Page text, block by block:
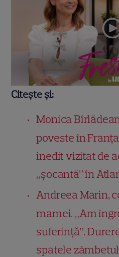
Citește și:
Monica
poveste în
inedit vizitat de
„șocantă” în
Andreea Marin,
mamei. „Am
suferință”.
spatele